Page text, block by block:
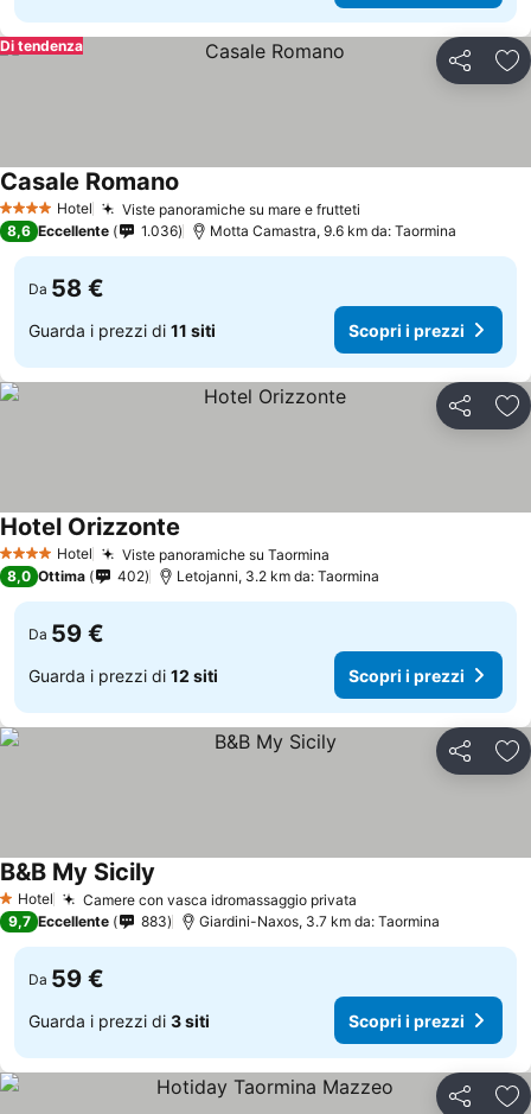
Condividi
Di tendenza
4 Stelle Hotel Viste panoramiche su mare e frutteti
Casale Romano
8,6 Eccellente 1.036 Motta Camastra, 9.6 km da: Taormina
Da 58 €
Guarda i prezzi di 11 siti Scopri i prezzi
Condividi
4 Stelle Hotel Viste panoramiche su Taormina
Hotel Orizzonte
8,0 Ottima 402 Letojanni, 3.2 km da: Taormina
Da 59 €
Guarda i prezzi di 12 siti Scopri i prezzi
Condividi
1 Stelle
Hotel Camere con vasca idromassaggio privata
B&B My Sicily
9,7 Eccellente 883 Giardini-Naxos, 3.7 km da: Taormina
Da 59 €
Guarda i prezzi di 3 siti Scopri i prezzi
Condividi